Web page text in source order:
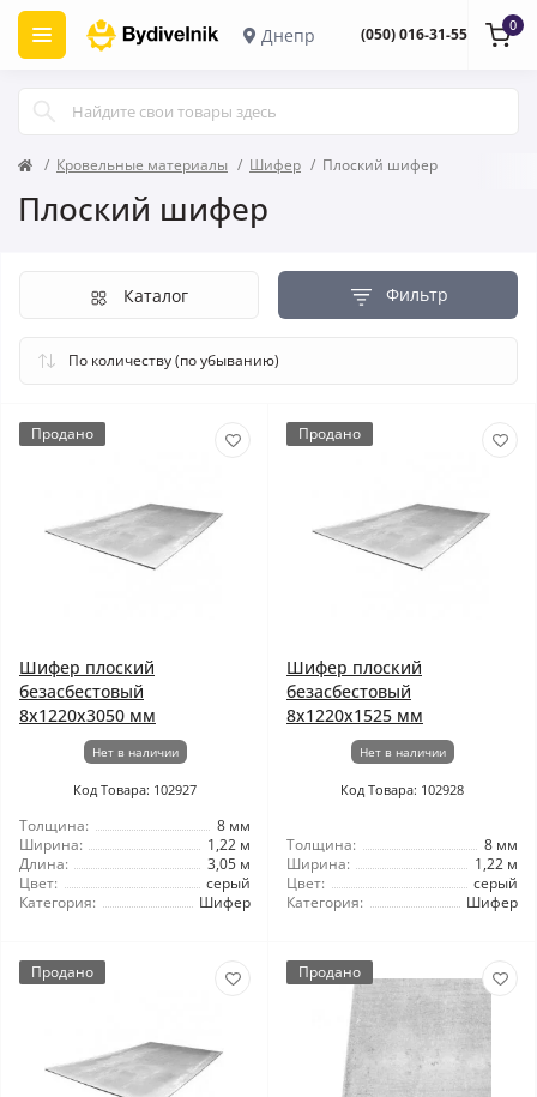
Днепр (050) 016-31-55 0
Кровельные материалы Шифер Плоский шифер
Плоский шифер
Фильтр
Каталог
Продано
Шифер плоский
безасбестовый
8x1220x3050 мм
Нет в наличии
Код Товара: 102927
Толщина:
8 мм
Ширина:
1,22 м
Длина:
3,05 м
Цвет:
серый
Категория:
Шифер
Продано
Шифер плоский
безасбестовый
8x1220x1525 мм
Нет в наличии
Код Товара: 102928
Толщина:
8 мм
Ширина:
1,22 м
Цвет:
серый
Категория:
Шифер
Продано Продано